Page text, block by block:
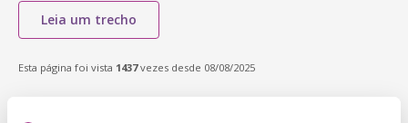
Leia um trecho
Esta página foi vista 1437vezes desde 08/08/2025